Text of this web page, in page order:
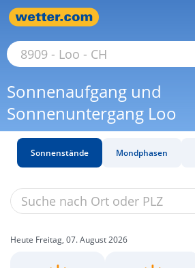
Sonnenaufgang und
Sonnenuntergang Loo
Sonnenstände Mondphasen
Heute Freitag, 07. August 2026